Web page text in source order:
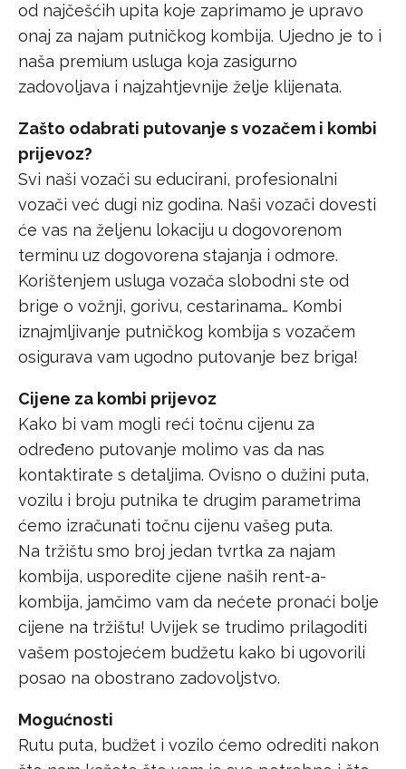
od najčešćih upita koje zaprimamo je upravo
onaj za najam putničkog kombija. Ujedno je to i
naša premium usluga koja zasigurno
zadovoljava i najzahtjevnije želje klijenata.
Zašto odabrati putovanje s vozačem i kombi
prijevoz?
Svi naši vozači su educirani, profesionalni
vozači već dugi niz godina. Naši vozači dovesti
će vas na željenu lokaciju u dogovorenom
terminu uz dogovorena stajanja i odmore.
Korištenjem usluga vozača slobodni ste od
brige o vožnji, gorivu, cestarinama… Kombi
iznajmljivanje putničkog kombija s vozačem
osigurava vam ugodno putovanje bez briga!
Cijene za kombi prijevoz
Kako bi vam mogli reći točnu cijenu za
određeno putovanje molimo vas da nas
kontaktirate s detaljima. Ovisno o dužini puta,
vozilu i broju putnika te drugim parametrima
ćemo izračunati točnu cijenu vašeg puta.
Na tržištu smo broj jedan tvrtka za najam
kombija, usporedite cijene naših rent-a-
kombija, jamčimo vam da nećete pronaći bolje
cijene na tržištu! Uvijek se trudimo prilagoditi
vašem postojećem budžetu kako bi ugovorili
posao na obostrano zadovoljstvo.
Mogućnosti
Rutu puta, budžet i vozilo ćemo odrediti nakon